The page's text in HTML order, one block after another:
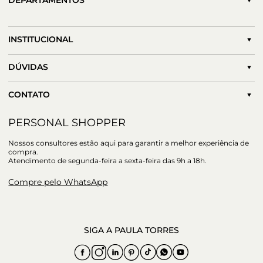
INSTITUCIONAL
DÚVIDAS
CONTATO
PERSONAL SHOPPER
Nossos consultores estão aqui para garantir a melhor experiência de
compra.
Atendimento de segunda-feira a sexta-feira das 9h a 18h.
Compre pelo WhatsApp